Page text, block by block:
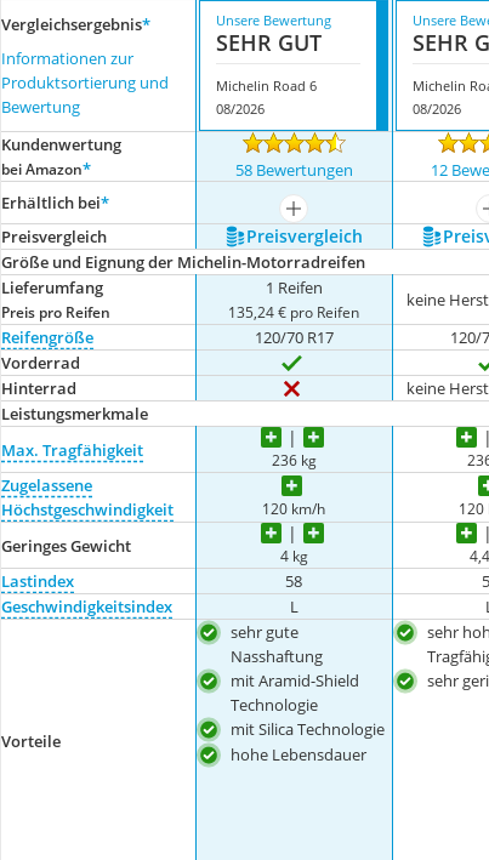
Vergleichsergebnis*
Informationen zur
Produktsortierung und
Bewertung
Unsere Bewertung
SEHR GUT
Michelin Road 6
08/2026
Unsere
SEHR
08/2026
Kundenwertung
bei Amazon* 58 Bewertungen 12
Erhältlich bei*
mehr anzeigen
Preis­vergleich
Preis­vergleich
Größe und Eignung der Michelin-Motorradreifen
Lieferumfang
Preis pro Reifen
1 Reifen
135,24 € pro Reifen
keine
Reifengröße 120/70 R17 120/
Vorderrad
Hinterrad
keine
Leistungsmerkmale
Max. Tragfähigkeit
236 kg
Zugelassene
Höchstgeschwindigkeit
120 km/h 120
Geringes Gewicht 4 kg
Lastindex 58
Geschwindigkeitsindex
L
Vorteile
sehr gute
Nasshaftung
mit Aramid-Shield
Technologie
mit Silica Technologie
hohe Lebensdauer
sehr
sehr